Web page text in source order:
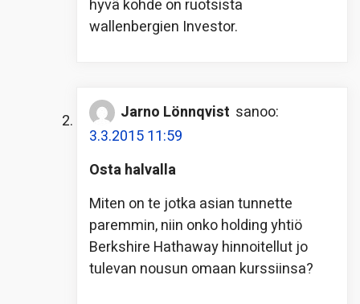
hyvä kohde on ruotsista
wallenbergien Investor.
Jarno Lönnqvist sanoo:
3.3.2015 11:59
Osta halvalla
Miten on te jotka asian tunnette
paremmin, niin onko holding yhtiö
Berkshire Hathaway hinnoitellut jo
tulevan nousun omaan kurssiinsa?